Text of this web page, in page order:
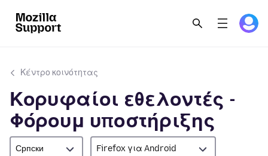
Κέντρο κοινότητας
Κορυφαίοι εθελοντές -
Φόρουμ υποστήριξης
Српски Firefox για Android